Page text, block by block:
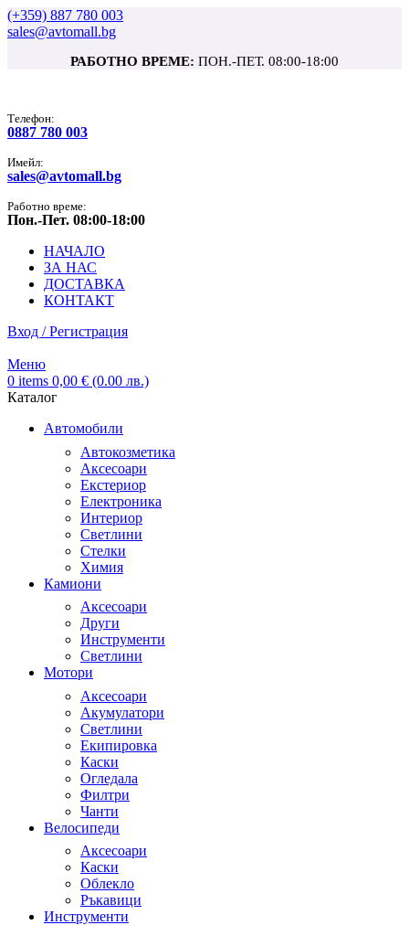
(+359) 887 780 003
sales@avtomall.bg
РАБОТНО ВРЕМЕ: ПОН.-ПЕТ. 08:00-18:00
Tелефон:
0887 780 003
Имейл:
sales@avtomall.bg
Работно време:
Пон.-Пет. 08:00-18:00
НАЧАЛО
ЗА НАС
ДОСТАВКА
КОНТАКТ
Вход / Регистрация
Меню
0 items 0,00 € (0.00 лв.)
Каталог
Автомобили
Автокозметика
Аксесоари
Екстериор
Електроника
Интериор
Светлини
Стелки
Химия
Камиони
Аксесоари
Други
Инструменти
Светлини
Мотори
Аксесоари
Акумулатори
Светлини
Екипировка
Каски
Огледала
Филтри
Чанти
Велосипеди
Аксесоари
Каски
Облекло
Ръкавици
Инструменти